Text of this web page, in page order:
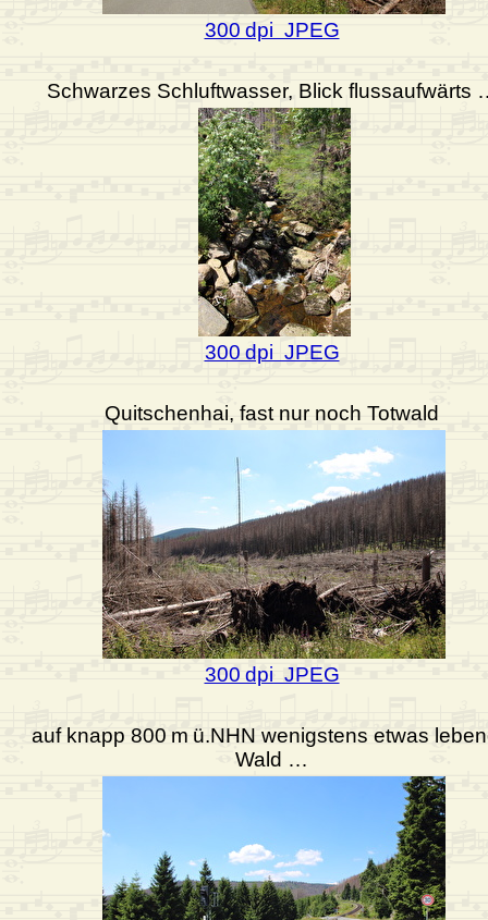
300 dpi JPEG
Schwarzes Schluftwasser, Blick flussaufwärts
300 dpi JPEG
Quitschenhai, fast nur noch Totwald
300 dpi JPEG
auf knapp 800 m ü.NHN wenigstens etwas
Wald …